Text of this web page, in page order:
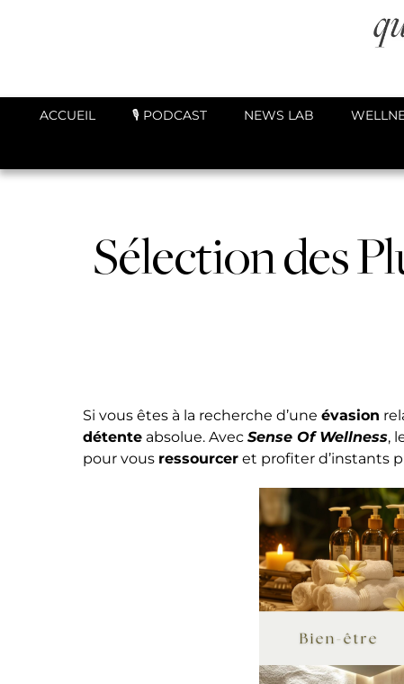
ACCUEIL 🎙️ PODCAST NEWS LAB
Sélection des
Si vous êtes à la recherche d’une évasion
détente absolue. Avec Sense Of Wellness,
pour vous ressourcer et profiter d’instants